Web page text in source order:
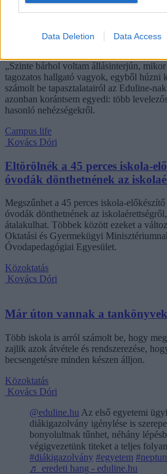
Data Deletion Data Access
Dolgoznának az egyetem
vállalhatnak diákmunkát – több
levelezős hallgatót érinthet a
„Szinte bárhol voltam állásinterjún,
tagozatos hallgató vagyok, egyből húzni
számolt be tapasztalatairól az Eduline-
azonban korántsem egyedi: több
hasonló nehézségekről.
Campus life
Kovács Dóri
Eltörölnék a 45 perces iskola-
óvodák dönthetnének az
Megszűnhet a 45 perces iskola-
óvodák dönthetnének az
átalakulhat. Többek között ezeket a
Oktatási és Gyermekügyi
Óvodapedagógiai Egyesület.
Közoktatás
Kovács Dóri
Már úton vannak a
Több iskola is arról számolt be, hogy
zajlik azok átvétele és rendszerezése,
becsengetésre minden készen álljon.
Közoktatás
Kovács Dóri
@eduline.hu Az első egyetemi
diákigazolvány igénylése is
bonyolultnak tűnhet, néhány
végigvezetünk titeket a teljes
#diákigazolvány #egyetem #neptun
♬ eredeti hang - eduline.hu